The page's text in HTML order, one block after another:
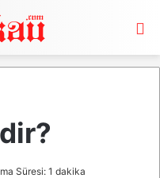
Süresi: 1 dakika